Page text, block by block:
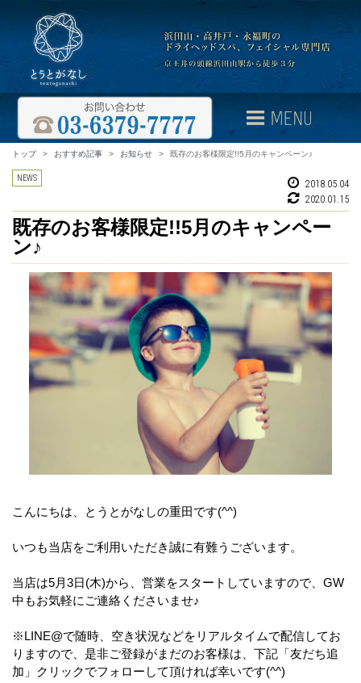
トップ > おすすめ記事 > お知らせ > 既存のお客様限定!!5月のキャンペーン♪
NEWS
2018.05.04
2020.01.15
既存のお客様限定!!5月のキャンペー
ン♪
こんにちは、とうとがなしの重田です(^^)
いつも当店をご利用いただき誠に有難うございます。
当店は5月3日(木)から、営業をスタートしていますので、GW
中もお気軽にご連絡くださいませ♪
※LINE@で随時、空き状況などをリアルタイムで配信してお
りますので、是非ご登録がまだのお客様は、下記「友だち追
加」クリックでフォローして頂ければ幸いです(^^)